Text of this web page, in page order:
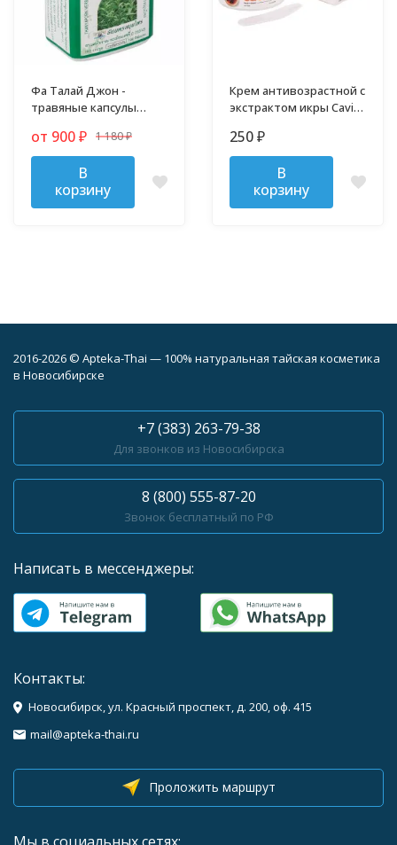
Фа Талай Джон -
травяные капсулы
простуды
от 900 ₽ 1 180₽
В
корзину
Крем антивозрастной с
экстрактом икры Caviar
250 ₽
В
корзину
2016-2026 © Apteka-Thai — 100% натуральная тайская косметика
в Новосибирске
+7 (383) 263-79-38
Для звонков из Новосибирска
8 (800) 555-87-20
Звонок бесплатный по РФ
Написать в мессенджеры:
Контакты:
Новосибирск, ул. Красный проспект, д. 200, оф. 415
mail@apteka-thai.ru
Проложить маршрут